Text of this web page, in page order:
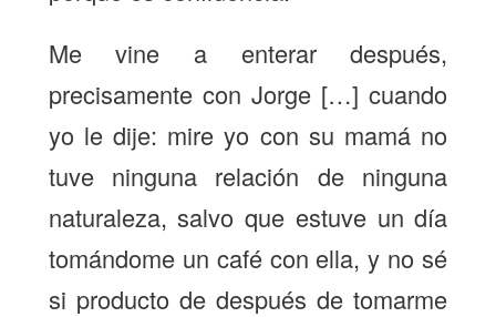
Me vine a enterar después,
precisamente con Jorge […] cuando
yo le dije: mire yo con su mamá no
tuve ninguna relación de ninguna
naturaleza, salvo que estuve un día
tomándome un café con ella, y no sé
si producto de después de tomarme